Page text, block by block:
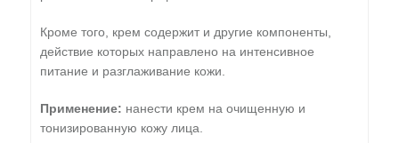
Кроме того, крем содержит и другие компоненты,
действие которых направлено на интенсивное
питание и разглаживание кожи.
Применение: нанести крем на очищенную и
тонизированную кожу лица.